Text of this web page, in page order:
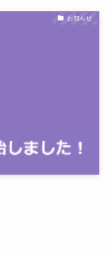
お知らせ